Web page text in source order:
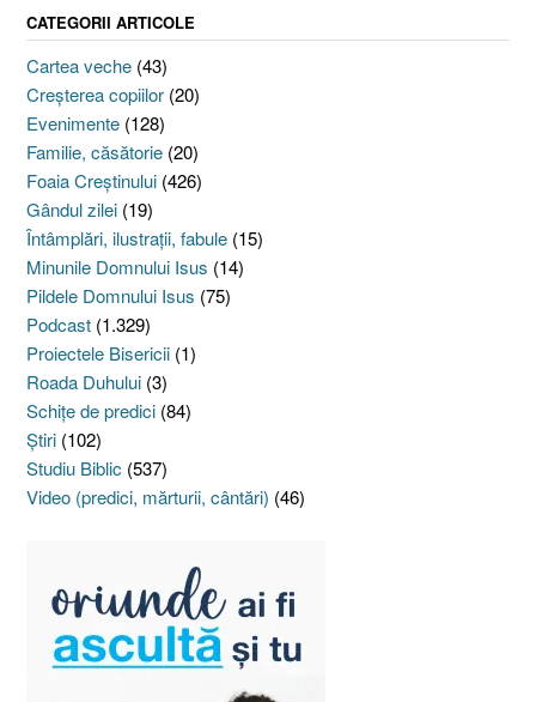
CATEGORII ARTICOLE
Cartea veche (43)
Creşterea copiilor (20)
Evenimente (128)
Familie, căsătorie (20)
Foaia Creştinului (426)
Gândul zilei (19)
Întâmplări, ilustraţii, fabule (15)
Minunile Domnului Isus (14)
Pildele Domnului Isus (75)
Podcast (1.329)
Proiectele Bisericii (1)
Roada Duhului (3)
Schiţe de predici (84)
Ştiri (102)
Studiu Biblic (537)
Video (predici, mărturii, cântări) (46)